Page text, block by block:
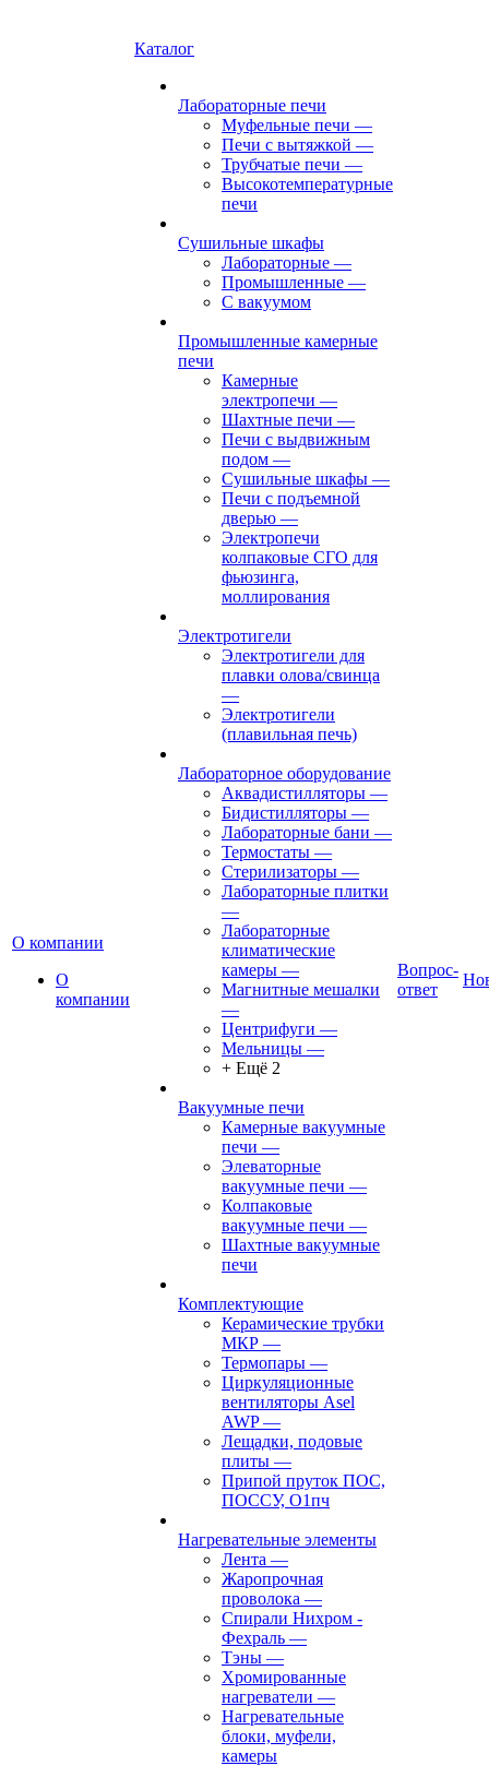
О компании
О
компании
Каталог
Лабораторные печи
Муфельные печи —
Печи с вытяжкой —
Трубчатые печи —
Высокотемпературные
печи
Сушильные шкафы
Лабораторные —
Промышленные —
С вакуумом
Промышленные камерные
печи
Камерные
электропечи —
Шахтные печи —
Печи с выдвижным
подом —
Сушильные шкафы —
Печи с подъемной
дверью —
Электропечи
колпаковые СГО для
фьюзинга,
моллирования
Электротигели
Электротигели для
плавки олова/свинца
—
Электротигели
(плавильная печь)
Лабораторное оборудование
Аквадистилляторы —
Бидистилляторы —
Лабораторные бани —
Термостаты —
Стерилизаторы —
Лабораторные плитки
—
Лабораторные
климатические
камеры —
Магнитные мешалки
—
Центрифуги —
Мельницы —
+ Ещё 2
Вакуумные печи
Камерные вакуумные
печи —
Элеваторные
вакуумные печи —
Колпаковые
вакуумные печи —
Шахтные вакуумные
печи
Комплектующие
Керамические трубки
МКР —
Термопары —
Циркуляционные
вентиляторы Asel
AWP—
Лещадки, подовые
плиты —
Припой пруток ПОС,
ПОССУ, О1пч
Нагревательные элементы
Лента —
Жаропрочная
проволока —
Спирали Нихром -
Фехраль —
Тэны —
Хромированные
нагреватели —
Нагревательные
блоки, муфели,
камеры
Вопрос-
ответ